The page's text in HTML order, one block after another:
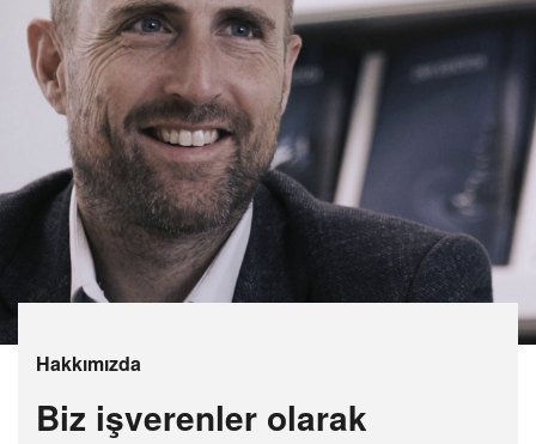
Hakkımızda
Biz işverenler olarak